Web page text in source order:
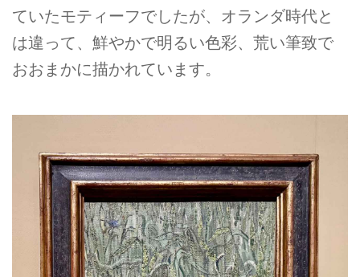
ていたモティーフでしたが、オランダ時代と
は違って、鮮やかで明るい色彩、荒い筆致で
おおまかに描かれています。